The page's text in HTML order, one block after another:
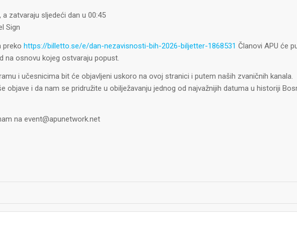
zatvaraju sljedeći dan u 00:45
Sign
preko https://billetto.se/e/dan-nezavisnosti-bih-2026-biljetter-1868531 Članovi APU će
na osnovu kojeg ostvaraju popust.
i učesnicima bit će objavljeni uskoro na ovoj stranici i putem naših zvaničnih kanala.
objave i da nam se pridružite u obilježavanju jednog od najvažnijih datuma u historiji
na event@apunetwork.net